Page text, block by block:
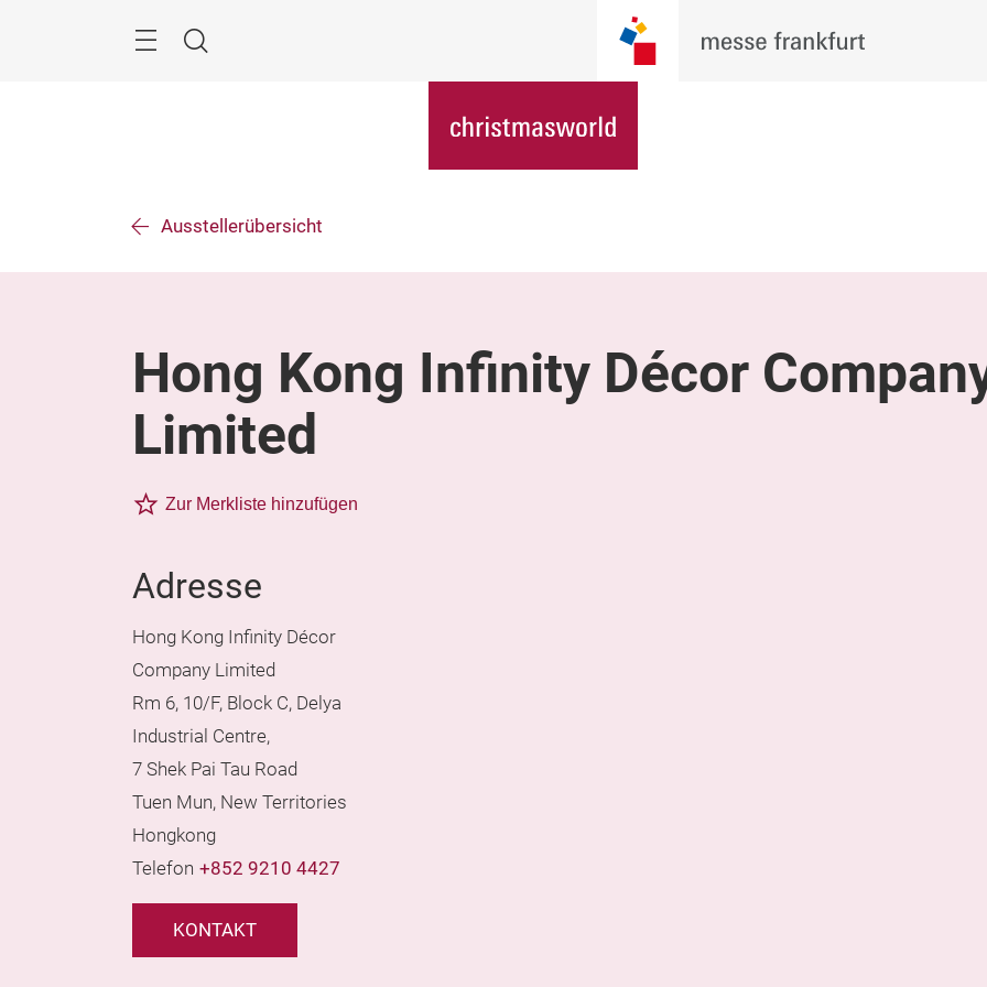
Suche
Ausstellerübersicht
Hong Kong Infinity Décor
Limited
Zur Merkliste hinzufügen
Adresse
Hong Kong Infinity Décor
Company Limited
Rm 6, 10/F, Block C, Delya
Industrial Centre,
7 Shek Pai Tau Road
Tuen Mun, New Territories
Hongkong
Telefon +852 9210 4427
KONTAKT